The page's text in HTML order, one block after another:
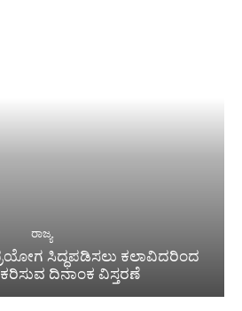
ರಾಜ್ಯ
ಸಿದ್ಧಪಡಿಸಲು ಕಲಾವಿದರಿಂದ
ದಿನಾಂಕ ವಿಸ್ತರಣೆ